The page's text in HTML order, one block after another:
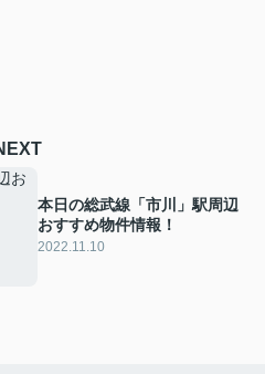
本日の総武線「市川」駅周辺
おすすめ物件情報！
2022.11.10